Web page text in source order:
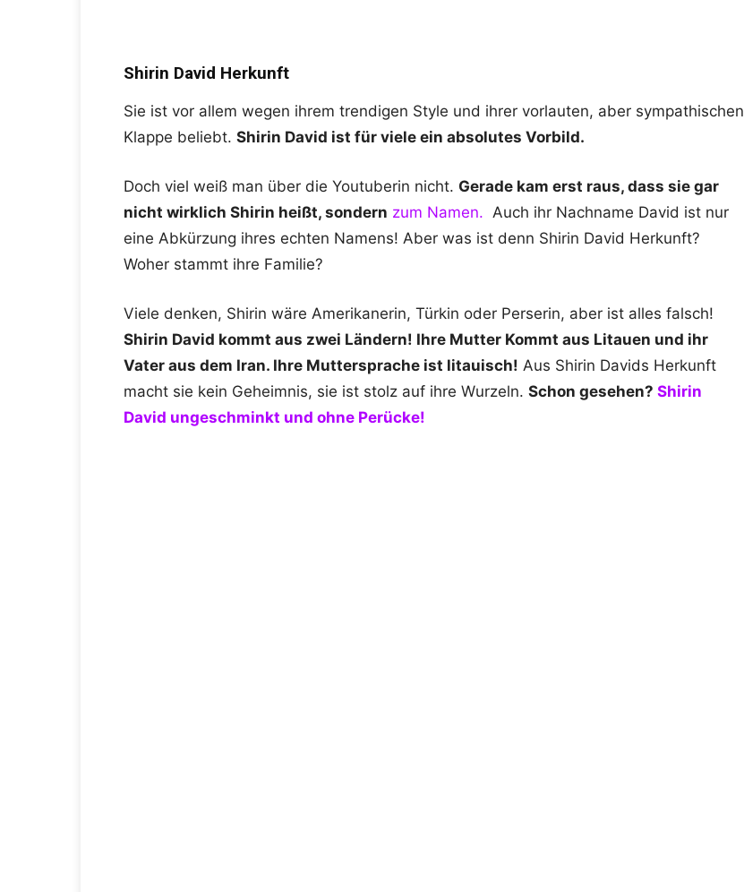
Shirin David Herkunft
Sie ist vor allem wegen ihrem trendigen Style und ihrer vorlauten, aber sympathischen
Klappe beliebt. Shirin David ist für viele ein absolutes Vorbild.
Doch viel weiß man über die Youtuberin nicht. Gerade kam erst raus, dass sie gar
nicht wirklich Shirin heißt, sondern zum Namen. Auch ihr Nachname David ist nur
eine Abkürzung ihres echten Namens! Aber was ist denn Shirin David Herkunft?
Woher stammt ihre Familie?
Viele denken, Shirin wäre Amerikanerin, Türkin oder Perserin, aber ist alles falsch!
Shirin David kommt aus zwei Ländern! Ihre Mutter Kommt aus Litauen und ihr
Vater aus dem Iran. Ihre Muttersprache ist litauisch! Aus Shirin Davids Herkunft
macht sie kein Geheimnis, sie ist stolz auf ihre Wurzeln. Schon gesehen? Shirin
David ungeschminkt und ohne Perücke!